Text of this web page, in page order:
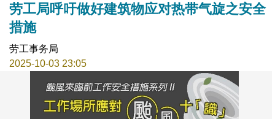
劳工局呼吁做好建筑物应对热带气旋之安全
措施
劳工事务局
2025-10-03 23:05